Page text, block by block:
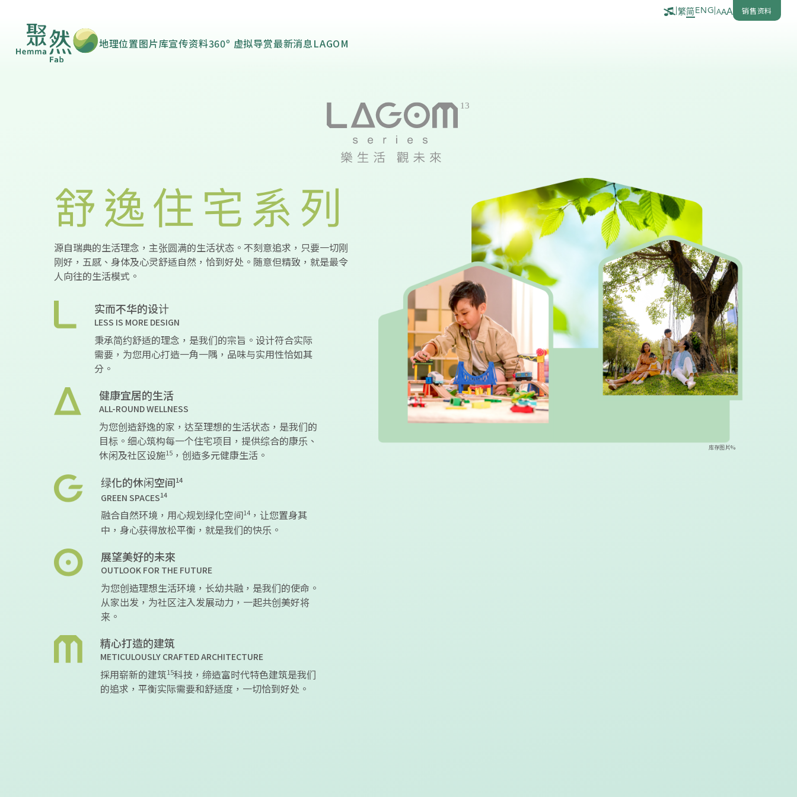
繁简ENG AAA 销售资料
地理位置图片库宣传资料360º 虚拟导赏最新消息LAGOM
源自瑞典的生活理念，主张圆满的生活状态。不刻意追求，只要一切刚
刚好，五感、身体及心灵舒适自然，恰到好处。随意但精致，就是最令
人向往的生活模式。
实而不华的设计
LESS IS MORE DESIGN
秉承简约舒适的理念，是我们的宗旨。设计符合实际
需要，为您用心打造一角一隅，品味与实用性恰如其
分。
健康宜居的生活
ALL-ROUND WELLNESS
为您创造舒逸的家，达至理想的生活状态，是我们的
目标。细心筑构每一个住宅项目，提供综合的康乐、
休闲及社区设施15 ，创造多元健康生活。
绿化的休闲空间14
GREEN SPACES14
融合自然环境，用心规划绿化空间14 ，让您置身其
中，身心获得放松平衡，就是我们的快乐。
展望美好的未來
OUTLOOK FOR THE FUTURE
为您创造理想生活环境，长幼共融，是我们的使命。
从家出发，为社区注入发展动力，一起共创美好将
来。
精心打造的建筑
METICULOUSLY CRAFTED ARCHITECTURE
採用崭新的建筑15科技，缔造富时代特色建筑是我们
的追求，平衡实际需要和舒适度，一切恰到好处。
库存图片%